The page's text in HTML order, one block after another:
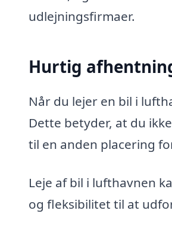
udlejningsfirmaer.
Hurtig
Når du lejer en bil i
Dette betyder, at du
til en anden placering
Leje af bil i lufthavnen
og fleksibilitet til at